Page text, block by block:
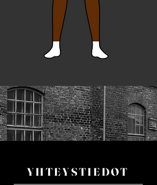
YHTEYSTIEDOT